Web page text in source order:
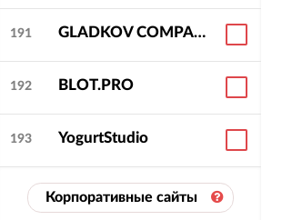
191 GLADKOV COMPANY
192 BLOT.PRO
193 YogurtStudio
Корпоративные сайты